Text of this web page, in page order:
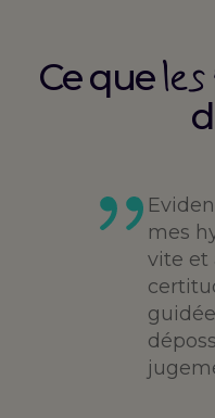
Ce que
mes
vite et